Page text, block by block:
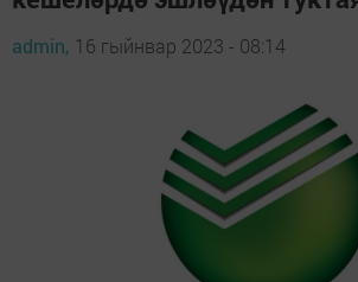
admin, 16 гыйнвар 2023 - 08:14